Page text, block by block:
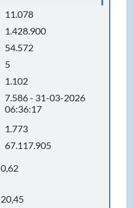
11.078
1.428.900
54.572
5
1.102
7.586 - 31-03-2026
06:36:17
1.773
67.117.905
0,62
20,45